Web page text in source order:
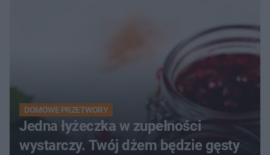
DOMOWE PRZETWORY
Jedna łyżeczka w zupełności
wystarczy. Twój dżem będzie gęsty